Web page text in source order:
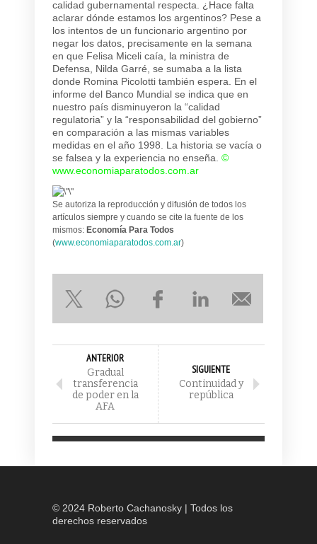
calidad gubernamental respecta. ¿Hace falta
aclarar dónde estamos los argentinos? Pese a
los intentos de un funcionario argentino por
negar los datos, precisamente en la semana
en que Felisa Miceli caía, la ministra de
Defensa, Nilda Garré, se sumaba a la lista
donde Romina Picolotti también espera. En el
informe del Banco Mundial se indica que en
nuestro país disminuyeron la “calidad
regulatoria” y la “responsabilidad del gobierno”
en comparación a las mismas variables
medidas en el año 1998. La historia se vacía o
se falsea y la experiencia no enseña. ©
www.economiaparatodos.com.ar
Se autoriza la reproducción y difusión de todos los
artículos siempre y cuando se cite la fuente de los
mismos: Economía Para Todos
(www.economiaparatodos.com.ar)
ANTERIOR
Gradual
transferencia
de poder en la
AFA
SIGUIENTE
Continuidad y
república
© 2024 Roberto Cachanosky | Todos los
derechos reservados